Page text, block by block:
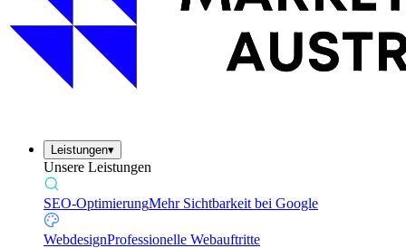
Leistungen▾
Unsere Leistungen
SEO-OptimierungMehr Sichtbarkeit bei Google
WebdesignProfessionelle Webauftritte